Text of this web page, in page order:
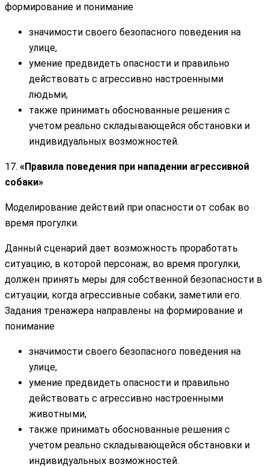
формирование и понимание
значимости своего безопасного поведения на
улице,
умение предвидеть опасности и правильно
действовать с агрессивно настроенными
людьми,
также принимать обоснованные решения с
учетом реально складывающейся обстановки и
индивидуальных возможностей.
17. «Правила поведения при нападении агрессивной
собаки»
Моделирование действий при опасности от собак во
время прогулки.
Данный сценарий дает возможность проработать
ситуацию, в которой персонаж, во время прогулки,
должен принять меры для собственной безопасности в
ситуации, когда агрессивные собаки, заметили его.
Задания тренажера направлены на формирование и
понимание
значимости своего безопасного поведения на
улице,
умение предвидеть опасности и правильно
действовать с агрессивно настроенными
животными,
также принимать обоснованные решения с
учетом реально складывающейся обстановки и
индивидуальных возможностей.